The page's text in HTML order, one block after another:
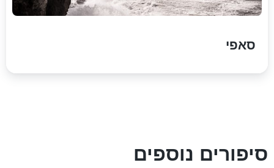
סאפי
סיפורים נוספים